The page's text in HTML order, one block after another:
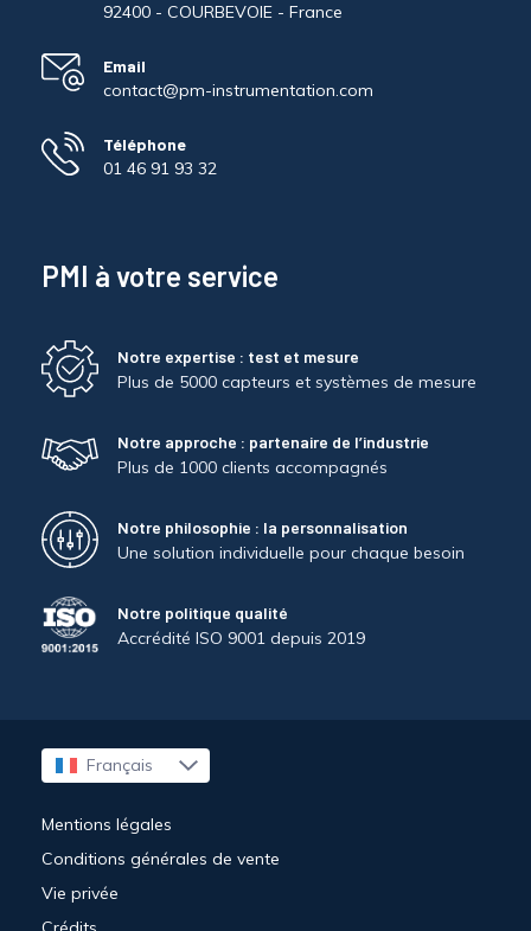
92400 - COURBEVOIE - France
Email
contact@pm-instrumentation.com
Téléphone
01 46 91 93 32
PMI à votre service
Notre expertise : test et mesure
Plus de 5000 capteurs et systèmes de mesure
Notre approche : partenaire de l’industrie
Plus de 1000 clients accompagnés
Notre philosophie : la personnalisation
Une solution individuelle pour chaque besoin
Notre politique qualité
Accrédité ISO 9001 depuis 2019
Français
English
Mentions légales
Conditions générales de vente
Vie privée